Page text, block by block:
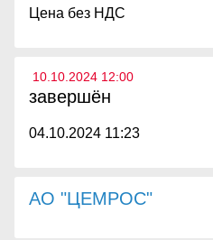
Цена без НДС
10.10.2024 12:00
завершён
04.10.2024 11:23
АО "ЦЕМРОС"